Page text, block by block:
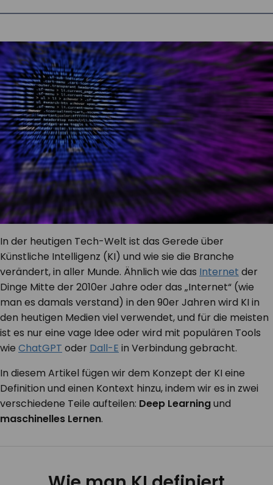
In der heutigen Tech-Welt ist das Gerede über
Künstliche Intelligenz (KI) und wie sie die Branche
verändert, in aller Munde. Ähnlich wie das Internet der
Dinge Mitte der 2010er Jahre oder das „Internet“ (wie
man es damals verstand) in den 90er Jahren wird KI in
den heutigen Medien viel verwendet, und für die meisten
ist es nur eine vage Idee oder wird mit populären Tools
wie ChatGPT oder Dall-E in Verbindung gebracht.
In diesem Artikel fügen wir dem Konzept der KI eine
Definition und einen Kontext hinzu, indem wir es in zwei
verschiedene Teile aufteilen: Deep Learningund
maschinelles Lernen.